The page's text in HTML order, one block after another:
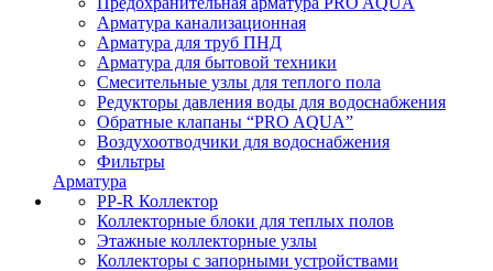
Арматура канализационная
Арматура для труб ПНД
Арматура для бытовой техники
Смесительные узлы для теплого пола
Редукторы давления воды для водоснабжения
Обратные клапаны “PRO AQUA”
Воздухоотводчики для водоснабжения
Фильтры
Арматура
PP-R Коллектор
Коллекторные блоки для теплых полов
Этажные коллекторные узлы
Коллекторы с запорными устройствами